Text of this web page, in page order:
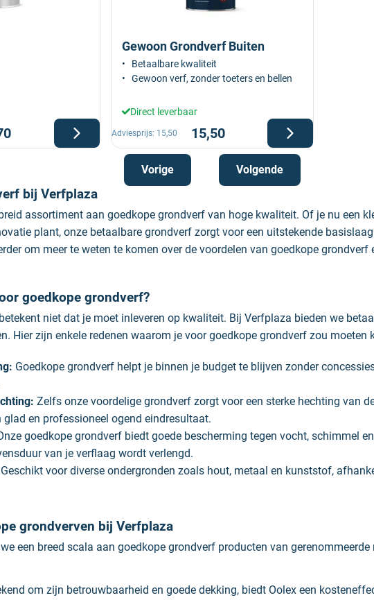
Gewoon Grondverf Buiten
Betaalbare kwaliteit
Gewoon verf, zonder toeters en bellen
Direct leverbaar
15,50
Adviesprijs: 15,50
Vorige Volgende
bij Verfplaza
assortiment aan goedkope grondverf van hoge kwaliteit. Of je nu een
plant, onze betaalbare grondverf zorgt voor een uitstekende
om meer te weten te komen over de voordelen van goedkope
goedkope grondverf?
niet dat je moet inleveren op kwaliteit. Bij Verfplaza bieden we
Hier zijn enkele redenen waarom je voor goedkope grondverf zou moeten
Goedkope grondverf helpt je binnen je budget te blijven zonder
Zelfs onze voordelige grondverf zorgt voor een sterke hechting van
glad en professioneel ogend eindresultaat.
goedkope grondverf biedt goede bescherming tegen vocht, schimmel
van je verflaag wordt verlengd.
Geschikt voor diverse ondergronden zoals hout, metaal en kunststof,
grondverven bij Verfplaza
een breed scala aan goedkope grondverf producten van gerenommeerde
om zijn betrouwbaarheid en goede dekking, biedt Oolex een